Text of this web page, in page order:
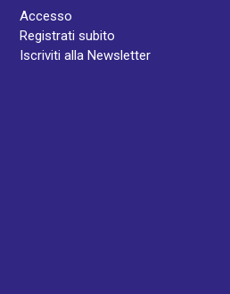
Accesso
Registrati subito
Iscriviti alla Newsletter